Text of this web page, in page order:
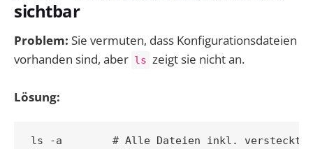
sichtbar
Problem: Sie vermuten, dass Konfigurationsdateien
vorhanden sind, aber ls zeigt sie nicht an.
Lösung:
ls -a        # Alle Dateien inkl. versteckter